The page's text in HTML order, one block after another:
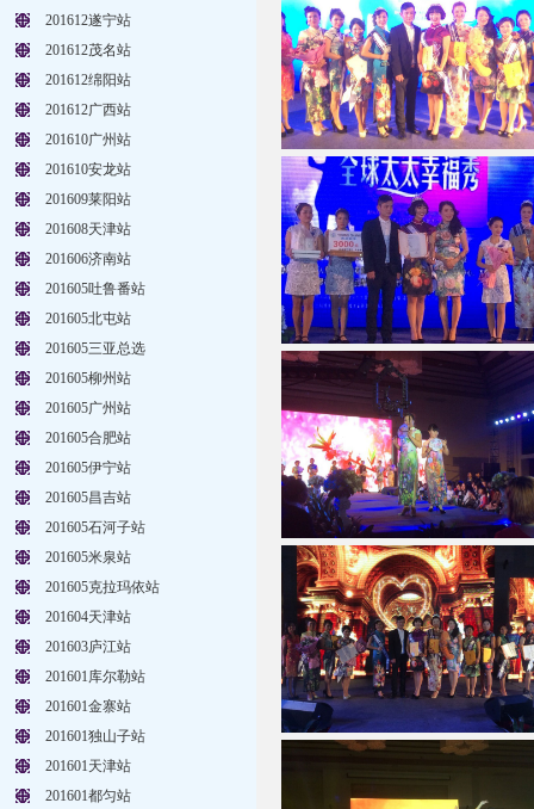
201612遂宁站
201612茂名站
201612绵阳站
201612广西站
201610广州站
201610安龙站
201609莱阳站
201608天津站
201606济南站
201605吐鲁番站
201605北屯站
201605三亚总选
201605柳州站
201605广州站
201605合肥站
201605伊宁站
201605昌吉站
201605石河子站
201605米泉站
201605克拉玛依站
201604天津站
201603庐江站
201601库尔勒站
201601金寨站
201601独山子站
201601天津站
201601都匀站